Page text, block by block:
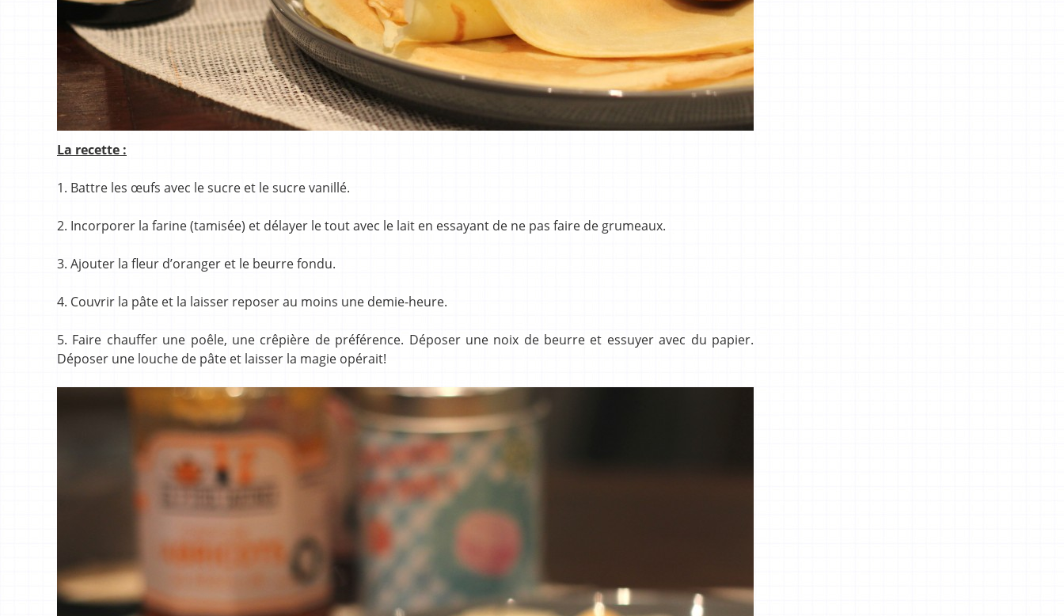
La recette :
1. Battre les œufs avec le sucre et le sucre vanillé.
2. Incorporer la farine (tamisée) et délayer le tout avec le lait en essayant de ne pas faire de grumeaux.
3. Ajouter la fleur d’oranger et le beurre fondu.
4. Couvrir la pâte et la laisser reposer au moins une demie-heure.
5. Faire chauffer une poêle, une crêpière de préférence. Déposer une noix de beurre et essuyer avec du papier.
Déposer une louche de pâte et laisser la magie opérait!